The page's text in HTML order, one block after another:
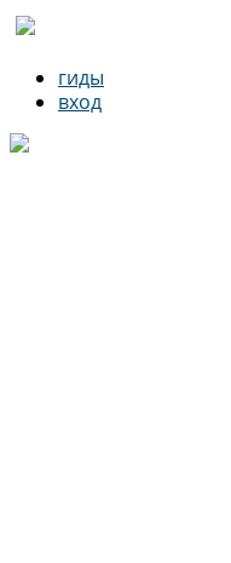
гиды
вход